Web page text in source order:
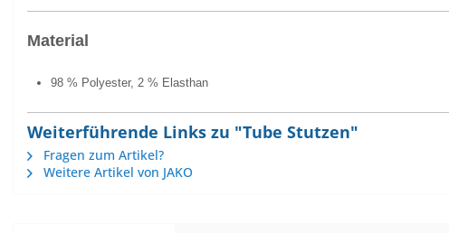
Material
98 % Polyester, 2 % Elasthan
Weiterführende Links zu "Tube Stutzen"
Fragen zum Artikel?
Weitere Artikel von JAKO